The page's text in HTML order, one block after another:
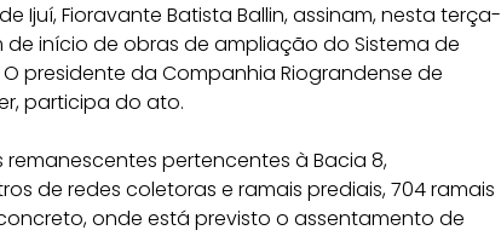
Ijuí, Fioravante Batista Ballin, assinam, nesta terça-
de início de obras de ampliação do Sistema de
presidente da Companhia Riograndense de
participa do ato.
pertencentes à Bacia 8,
de redes coletoras e ramais prediais, 704 ramais
onde está previsto o assentamento de